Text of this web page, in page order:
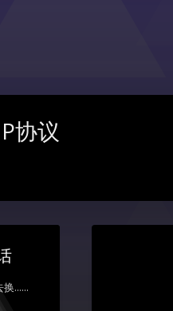
协议
......